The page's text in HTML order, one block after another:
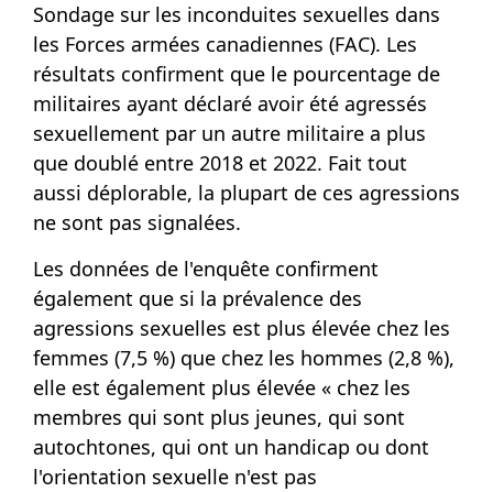
Sondage sur les inconduites sexuelles dans
les Forces armées canadiennes (FAC). Les
résultats confirment que le pourcentage de
militaires ayant déclaré avoir été agressés
sexuellement par un autre militaire a plus
que doublé entre 2018 et 2022. Fait tout
aussi déplorable, la plupart de ces agressions
ne sont pas signalées.
Les données de l'enquête confirment
également que si la prévalence des
agressions sexuelles est plus élevée chez les
femmes (7,5 %) que chez les hommes (2,8 %),
elle est également plus élevée « chez les
membres qui sont plus jeunes, qui sont
autochtones, qui ont un handicap ou dont
l'orientation sexuelle n'est pas